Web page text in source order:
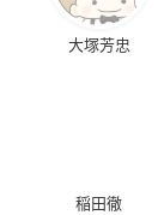
トリニティセブン
山奈ミラ
大塚芳忠
稲田徹